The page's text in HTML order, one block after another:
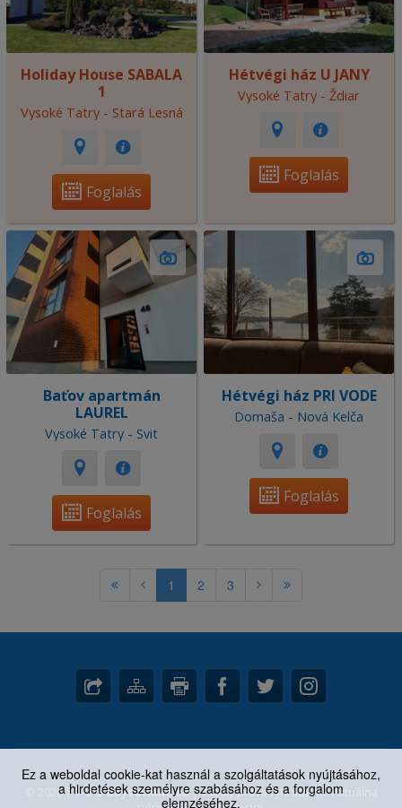
Ez a weboldal cookie-kat használ a szolgáltatások nyújtásához,
a hirdetések személyre szabásához és a forgalom
elemzéséhez.
Holiday House SABALA
1
Vysoké Tatry - Stará Lesná
Foglalás
Hétvégi ház U JANY
Vysoké Tatry - Ždiar
Foglalás
Baťov apartmán
LAUREL
Vysoké Tatry - Svit
Foglalás
Hétvégi ház PRI VODE
Domaša - Nová Kelča
Foglalás
1 2 3
© 2026 |1-2-3-ubytovanie.sk| Všetky práva vyhradené. Aktuálna